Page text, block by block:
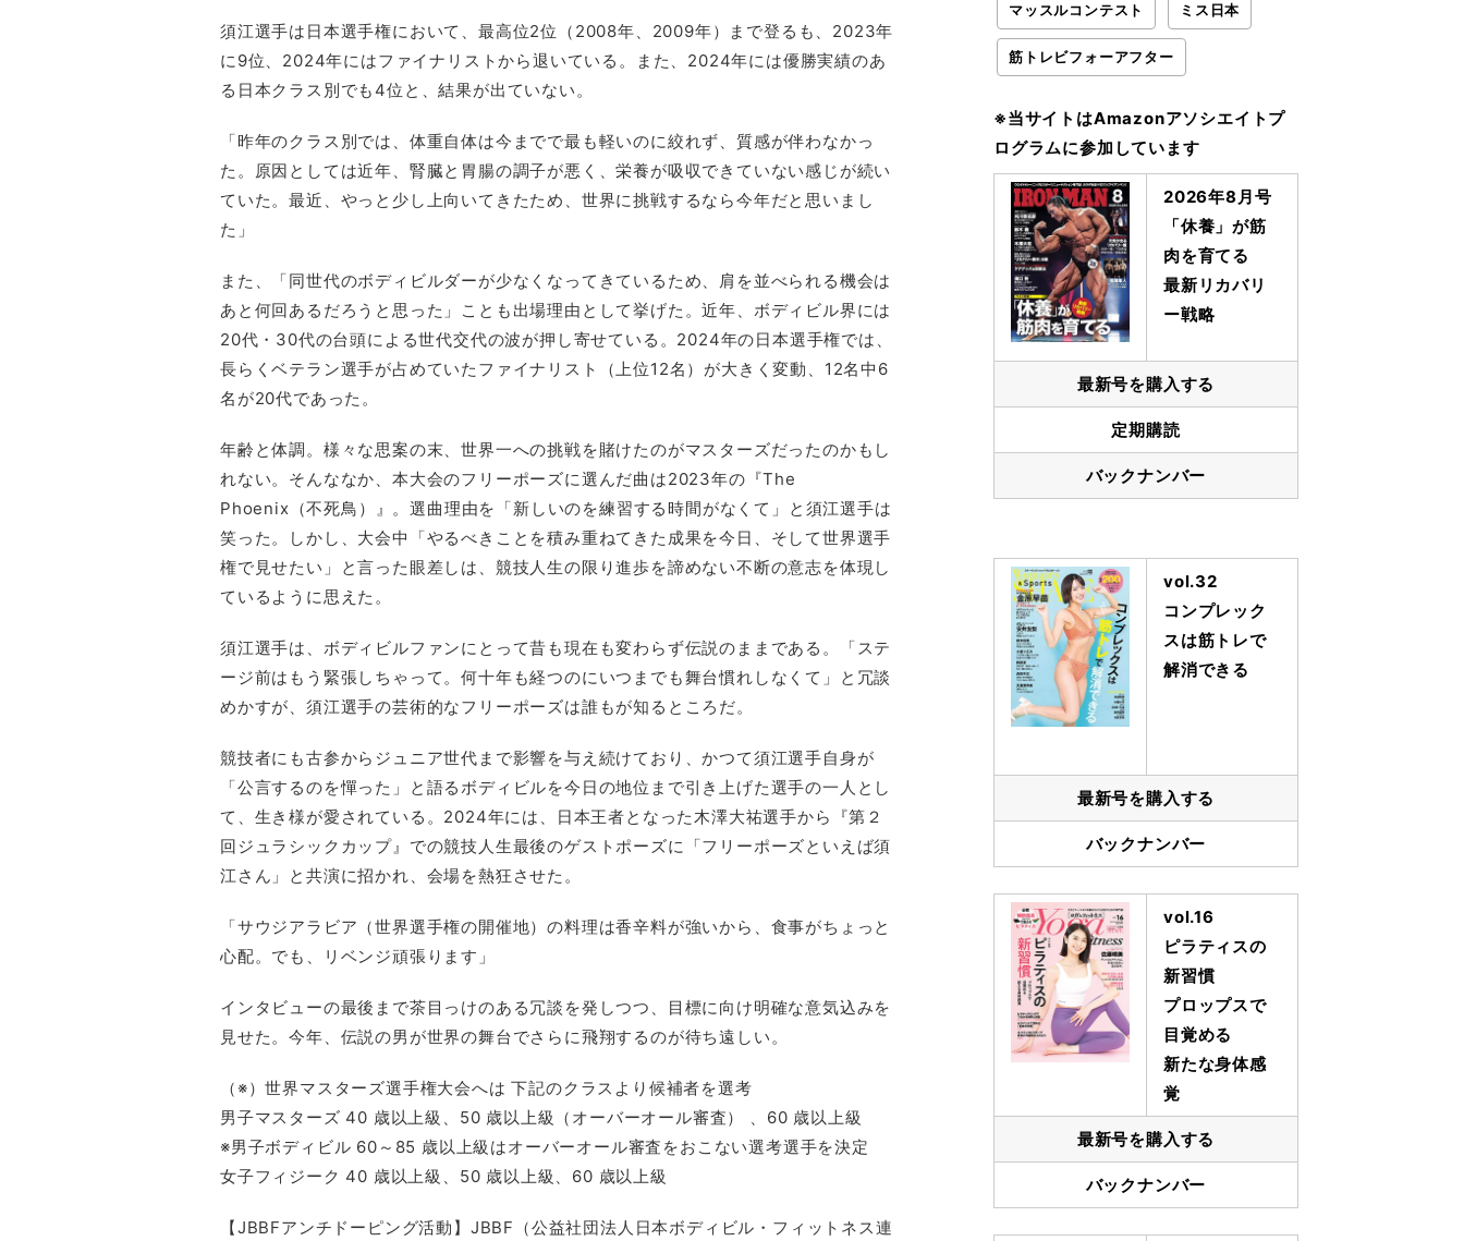
須江選手は日本選手権において、最高位2位（2008年、2009年）まで登るも、2023年
に9位、2024年にはファイナリストから退いている。また、2024年には優勝実績のあ
る日本クラス別でも4位と、結果が出ていない。
「昨年のクラス別では、体重自体は今までで最も軽いのに絞れず、質感が伴わなかっ
た。原因としては近年、腎臓と胃腸の調子が悪く、栄養が吸収できていない感じが続い
ていた。最近、やっと少し上向いてきたため、世界に挑戦するなら今年だと思いまし
た」
また、「同世代のボディビルダーが少なくなってきているため、肩を並べられる機会は
あと何回あるだろうと思った」ことも出場理由として挙げた。近年、ボディビル界には
20代・30代の台頭による世代交代の波が押し寄せている。2024年の日本選手権では、
長らくベテラン選手が占めていたファイナリスト（上位12名）が大きく変動、12名中6
名が20代であった。
年齢と体調。様々な思案の末、世界一への挑戦を賭けたのがマスターズだったのかもし
れない。そんななか、本大会のフリーポーズに選んだ曲は2023年の『The
Phoenix（不死鳥）』。選曲理由を「新しいのを練習する時間がなくて」と須江選手は
笑った。しかし、大会中「やるべきことを積み重ねてきた成果を今日、そして世界選手
権で見せたい」と言った眼差しは、競技人生の限り進歩を諦めない不断の意志を体現し
ているように思えた。
須江選手は、ボディビルファンにとって昔も現在も変わらず伝説のままである。「ステ
ージ前はもう緊張しちゃって。何十年も経つのにいつまでも舞台慣れしなくて」と冗談
めかすが、須江選手の芸術的なフリーポーズは誰もが知るところだ。
競技者にも古参からジュニア世代まで影響を与え続けており、かつて須江選手自身が
「公言するのを憚った」と語るボディビルを今日の地位まで引き上げた選手の一人とし
て、生き様が愛されている。2024年には、日本王者となった木澤大祐選手から『第２
回ジュラシックカップ』での競技人生最後のゲストポーズに「フリーポーズといえば須
江さん」と共演に招かれ、会場を熱狂させた。
「サウジアラビア（世界選手権の開催地）の料理は香辛料が強いから、食事がちょっと
心配。でも、リベンジ頑張ります」
インタビューの最後まで茶目っけのある冗談を発しつつ、目標に向け明確な意気込みを
見せた。今年、伝説の男が世界の舞台でさらに飛翔するのが待ち遠しい。
（※）世界マスターズ選手権大会へは 下記のクラスより候補者を選考
男子マスターズ 40 歳以上級、50 歳以上級（オーバーオール審査） 、60 歳以上級
※男子ボディビル 60～85 歳以上級はオーバーオール審査をおこない選考選手を決定
女子フィジーク 40 歳以上級、50 歳以上級、60 歳以上級
【JBBFアンチドーピング活動】JBBF（公益社団法人日本ボディビル・フィットネス連
マッスルコンテスト ミス日本
筋トレビフォーアフター
※当サイトはAmazonアソシエイトプ
ログラムに参加しています
2026年8月号
「休養」が筋
肉を育てる
最新リカバリ
ー戦略
最新号を購入する
定期購読
バックナンバー
vol.32
コンプレック
スは筋トレで
解消できる
最新号を購入する
バックナンバー
vol.16
ピラティスの
新習慣
プロップスで
目覚める
新たな身体感
覚
最新号を購入する
バックナンバー